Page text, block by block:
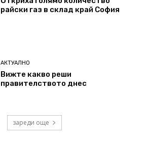
райски газ в склад край София
АКТУАЛНО
Вижте какво реши
правителството днес
зареди още